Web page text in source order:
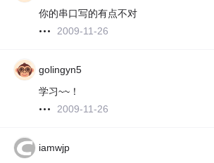
你的串口写的有点不对
2009-11-26
golingyn5
学习~~！
2009-11-26
iamwjp